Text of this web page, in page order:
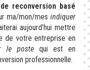
reconversion basé
ma/mon/mes indiquer
aujourd’hui mettre
de votre entreprise en
le poste qui est en
professionnelle.